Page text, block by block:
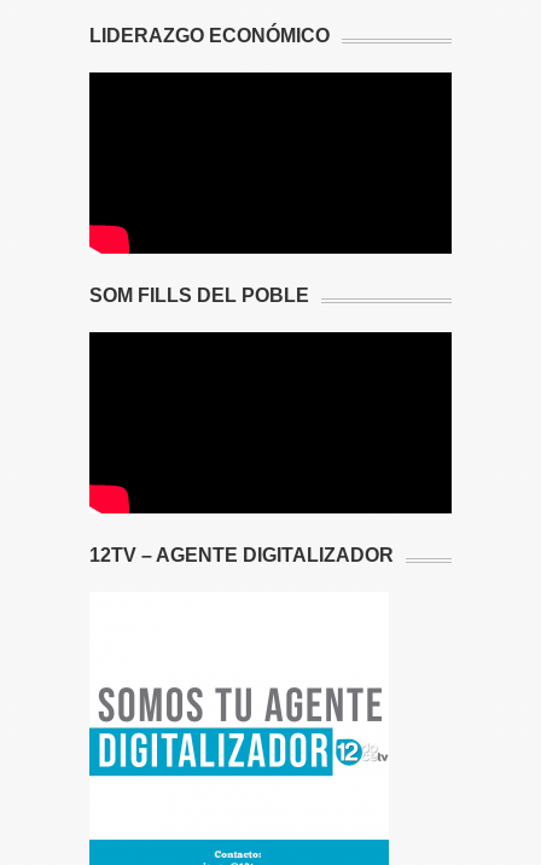
LIDERAZGO ECONÓMICO
SOM FILLS DEL POBLE
12TV – AGENTE DIGITALIZADOR